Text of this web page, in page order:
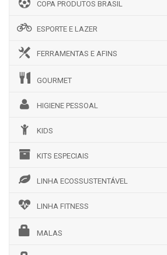
COPA PRODUTOS BRASIL
ESPORTE E LAZER
FERRAMENTAS E AFINS
GOURMET
HIGIENE PESSOAL
KIDS
KITS ESPECIAIS
LINHA ECOSSUSTENTÁVEL
LINHA FITNESS
MALAS